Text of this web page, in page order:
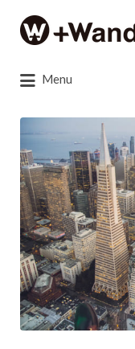
Search
for:
Menu
for:
photo-
1423347673683-
ccdb7f6a948f